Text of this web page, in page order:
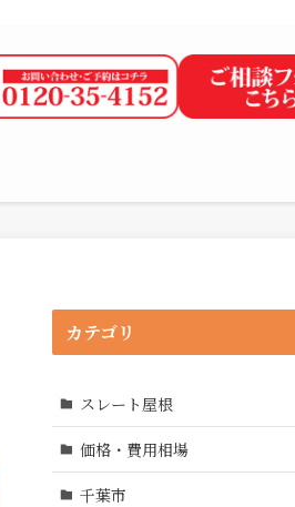
カテゴリ
スレート屋根
価格・費用相場
千葉市